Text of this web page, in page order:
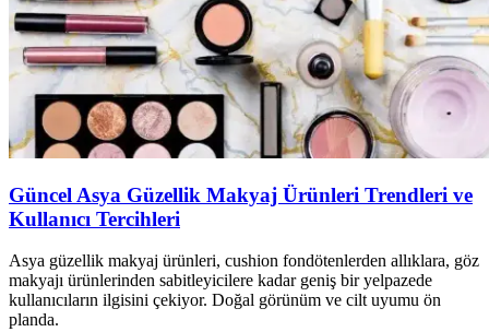
Güncel Asya Güzellik Makyaj Ürünleri Trendleri ve
Kullanıcı Tercihleri
Asya güzellik makyaj ürünleri, cushion fondötenlerden allıklara, göz
makyajı ürünlerinden sabitleyicilere kadar geniş bir yelpazede
kullanıcıların ilgisini çekiyor. Doğal görünüm ve cilt uyumu ön
planda.